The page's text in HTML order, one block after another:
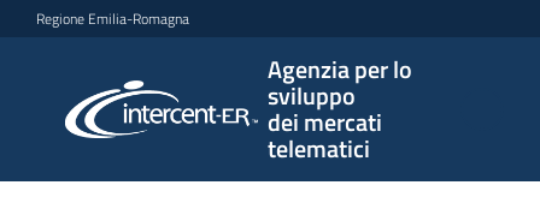
Vai al contenuto
Vai alla navigazione
Vai al footer
Regione Emilia-Romagna
Agenzia per lo
sviluppo
dei mercati
telematici
per lo
sviluppo